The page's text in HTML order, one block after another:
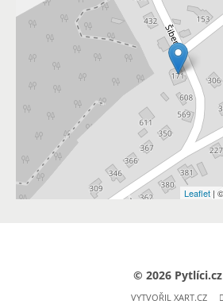
Leaflet |
© 2026 Pytlíci.cz
VYTVOŘIL XART.CZ